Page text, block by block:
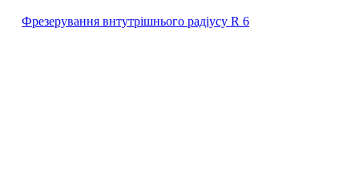
Фрезерування внтутрішнього радіусу R 6